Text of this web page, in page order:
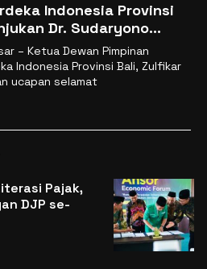
Indonesia Provinsi
Dr. Sudaryono
Gizi Nasional
– Ketua Dewan Pimpinan
Indonesia Provinsi Bali, Zulfikar
ucapan selamat
Pajak,
DJP se-